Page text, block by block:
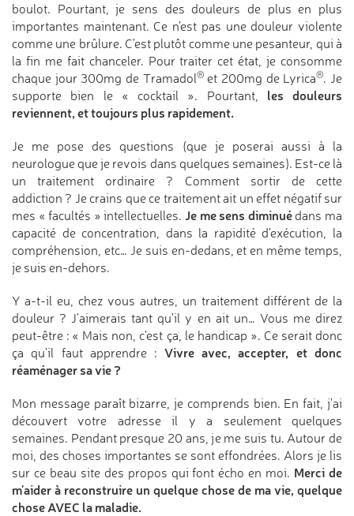
boulot. Pourtant, je sens des douleurs de plus en plus
importantes maintenant. Ce n'est pas une douleur violente
comme une brûlure. C'est plutôt comme une pesanteur, qui à
la fin me fait chanceler. Pour traiter cet état, je consomme
chaque jour 300mg de Tramadol®et 200mg de Lyrica®. Je
supporte bien le « cocktail ». Pourtant, les douleurs
reviennent, et toujours plus rapidement.
Je me pose des questions (que je poserai aussi à la
neurologue que je revois dans quelques semaines). Est-ce là
un traitement ordinaire ? Comment sortir de cette
addiction ? Je crains que ce traitement ait un effet négatif sur
mes « facultés » intellectuelles. Je me sens diminuédans ma
capacité de concentration, dans la rapidité d'exécution, la
compréhension, etc… Je suis en-dedans, et en même temps,
je suis en-dehors.
Y a-t-il eu, chez vous autres, un traitement différent de la
douleur ? J'aimerais tant qu'il y en ait un… Vous me direz
peut-être : « Mais non, c'est ça, le handicap ». Ce serait donc
ça qu'il faut apprendre : Vivre avec, accepter, et donc
réaménager sa vie ?
Mon message paraît bizarre, je comprends bien. En fait, j'ai
découvert votre adresse il y a seulement quelques
semaines. Pendant presque 20 ans, je me suis tu. Autour de
moi, des choses importantes se sont effondrées. Alors je lis
sur ce beau site des propos qui font écho en moi. Merci de
m'aider à reconstruire un quelque chose de ma vie, quelque
chose AVEC la maladie.